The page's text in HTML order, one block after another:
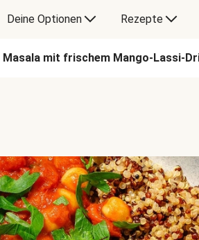
Deine Optionen Rezepte
Masala mit frischem Mango-Lassi-